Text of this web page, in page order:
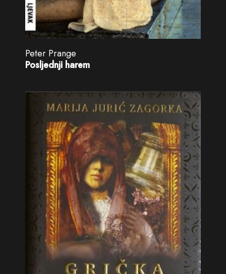
Peter Prange
Posljednji harem